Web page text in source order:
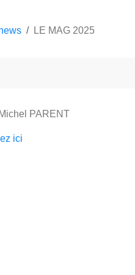
LE MAG 2025
PARENT
ici